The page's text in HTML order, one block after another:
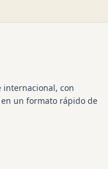
con
un formato rápido de